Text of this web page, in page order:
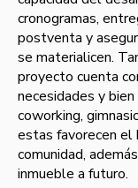
cronogramas,
postventa y
se materialicen.
proyecto cuenta
necesidades y
coworking,
estas favorecen el
comunidad,
inmueble a futuro.